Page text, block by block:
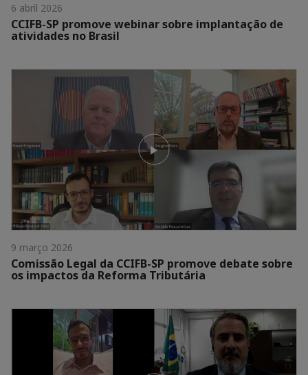
6 abril 2026
CCIFB-SP promove webinar sobre implantação de
atividades no Brasil
9 março 2026
Comissão Legal da CCIFB-SP promove debate sobre
os impactos da Reforma Tributária